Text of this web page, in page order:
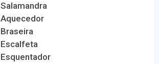
Salamandra
Aquecedor
Braseira
Escalfeta
Esquentador